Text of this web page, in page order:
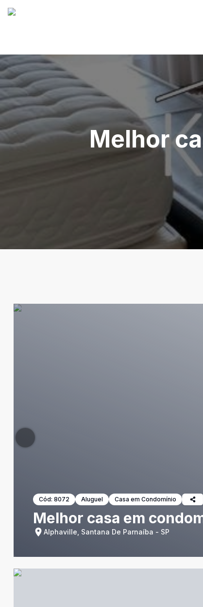
Melhor
Cód: 8072 Aluguel Casa em Condomínio
Melhor casa em
Alphaville, Santana De Parnaíba - SP